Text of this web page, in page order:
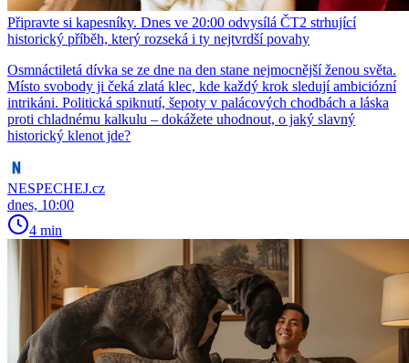
Připravte si kapesníky. Dnes ve 20:00 odvysílá ČT2 strhující
historický příběh, který rozseká i ty nejtvrdší povahy
Osmnáctiletá dívka se ze dne na den stane nejmocnější ženou světa.
Místo svobody ji čeká zlatá klec, kde každý krok sledují ambiciózní
intrikáni. Politická spiknutí, šepoty v palácových chodbách a láska
proti chladnému kalkulu – dokážete uhodnout, o jaký slavný
historický klenot jde?
NESPECHEJ.cz
dnes, 10:00
4 min